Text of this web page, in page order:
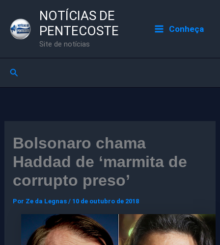
para
NOTÍCIAS DE
PENTECOSTE
Site de notícias
Conheça
Pesquisar
Bolsonaro chama
Haddad de ‘marmita de
corrupto preso’
Por Ze da Legnas/ 10 de outubro de 2018